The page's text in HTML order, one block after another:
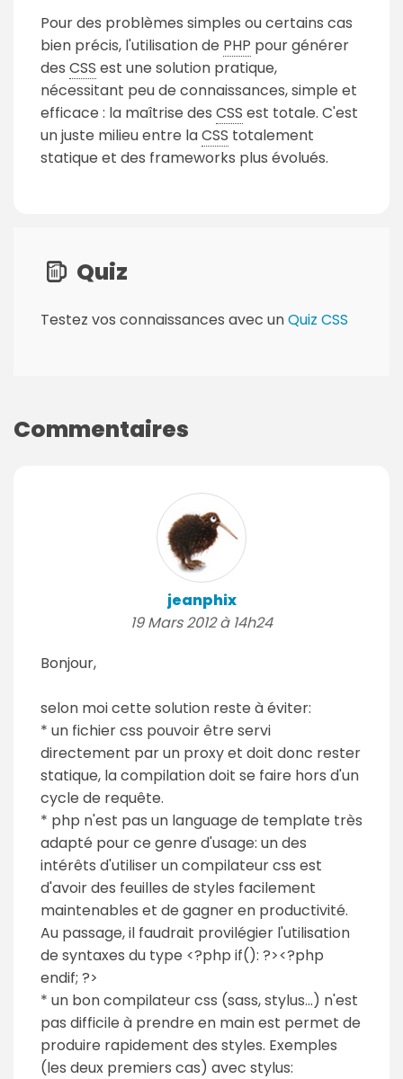
Pour des problèmes simples ou certains cas
bien précis, l'utilisation de PHP pour générer
des CSS est une solution pratique,
nécessitant peu de connaissances, simple et
efficace : la maîtrise des CSS est totale. C'est
un juste milieu entre laCSS totalement
statique et des frameworks plus évolués.
Quiz
Testez vos connaissances avec unQuiz CSS
Commentaires
jeanphix
19 Mars 2012 à 14h24
Bonjour,
selon moi cette solution reste à éviter:
* un fichier css pouvoir être servi
directement par un proxy et doit donc rester
statique, la compilation doit se faire hors d'un
cycle de requête.
* php n'est pas un language de template très
adapté pour ce genre d'usage: un des
intérêts d'utiliser un compilateur css est
d'avoir des feuilles de styles facilement
maintenables et de gagner en productivité.
Au passage, il faudrait provilégier l'utilisation
de syntaxes du type <?php if(): ?><?php
endif; ?>
* un bon compilateur css (sass, stylus...) n'est
pas difficile à prendre en main est permet de
produire rapidement des styles. Exemples
(les deux premiers cas) avec stylus: